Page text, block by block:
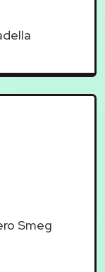
Smeg